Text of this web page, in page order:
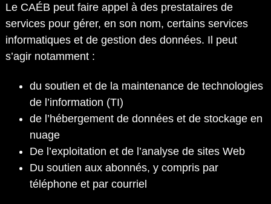
Le CAÉB peut faire appel à des prestataires de
services pour gérer, en son nom, certains services
informatiques et de gestion des données. Il peut
s’agir notamment :
du soutien et de la maintenance de technologies
de l’information (TI)
de l’hébergement de données et de stockage en
nuage
De l’exploitation et de l’analyse de sites Web
Du soutien aux abonnés, y compris par
téléphone et par courriel